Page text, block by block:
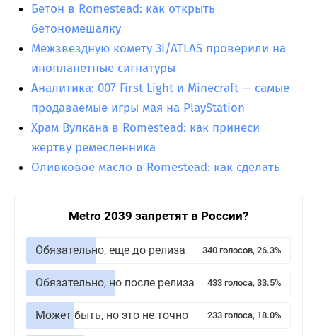
Бетон в Romestead: как открыть
бетономешалку
Межзвездную комету 3I/ATLAS проверили на
инопланетные сигнатуры
Аналитика: 007 First Light и Minecraft — самые
продаваемые игры мая на PlayStation
Храм Вулкана в Romestead: как принеси
жертву ремесленника
Оливковое масло в Romestead: как сделать
Metro 2039 запретят в России?
Обязательно, еще до релиза 340 голосов, 26.3%
Обязательно, но после релиза 433 голоса, 33.5%
Может быть, но это не точно 233 голоса, 18.0%